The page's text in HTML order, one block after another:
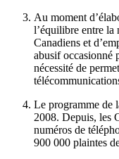
Au moment
l’équilibre entre la
Canadiens et
abusif occasionné
nécessité de
Le programme de
2008. Depuis, les
numéros de
900 000 plaintes